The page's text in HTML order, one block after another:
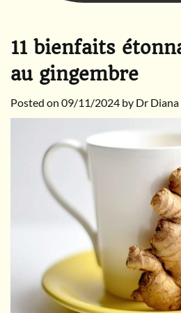
11 bienfaits
au gingembre
Posted on 09/11/2024 by Dr Diana